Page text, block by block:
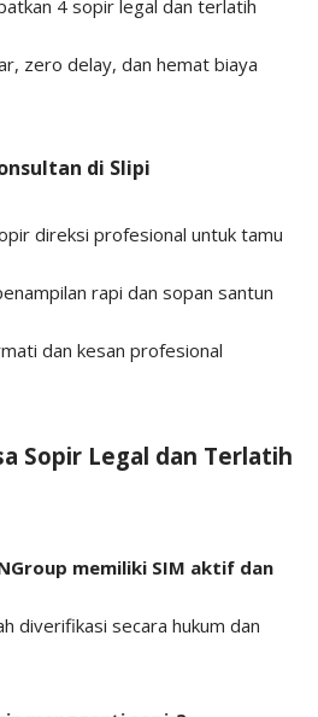
4 sopir legal dan terlatih
zero delay, dan hemat biaya
di Slipi
direksi profesional untuk tamu
rapi dan sopan santun
dan kesan profesional
Sopir Legal dan Terlatih
memiliki SIM aktif dan
diverifikasi secara hukum dan